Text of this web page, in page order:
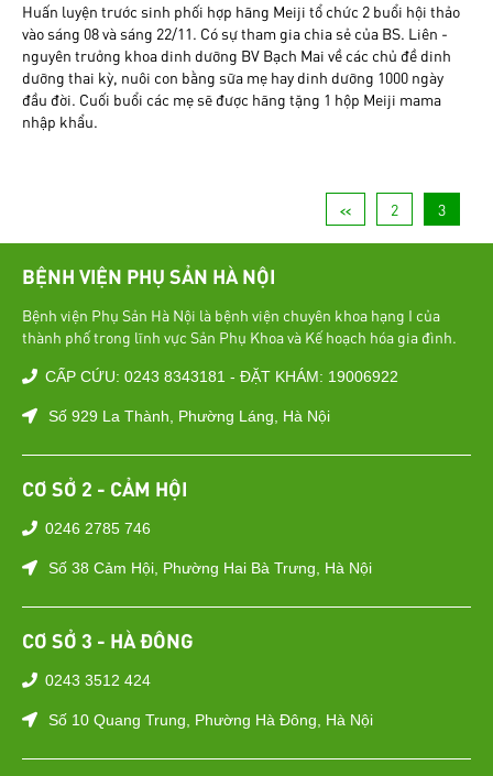
Huấn luyện trước sinh phối hợp hãng Meiji tổ chức 2 buổi hội thảo
vào sáng 08 và sáng 22/11. Có sự tham gia chia sẻ của BS. Liên -
nguyên trưởng khoa dinh dưỡng BV Bạch Mai về các chủ đề dinh
dưỡng thai kỳ, nuôi con bằng sữa mẹ hay dinh dưỡng 1000 ngày
đầu đời. Cuối buổi các mẹ sẽ được hãng tặng 1 hộp Meiji mama
nhập khẩu.
<< 2 3
BỆNH VIỆN PHỤ SẢN HÀ NỘI
Bệnh viện Phụ Sản Hà Nội là bệnh viện chuyên khoa hạng I của
thành phố trong lĩnh vực Sản Phụ Khoa và Kế hoạch hóa gia đình.
CẤP CỨU: 0243 8343181 - ĐẶT KHÁM: 19006922
Số 929 La Thành, Phường Láng, Hà Nội
CƠ SỞ 2 - CẢM HỘI
0246 2785 746
Số 38 Cảm Hội, Phường Hai Bà Trưng, Hà Nội
CƠ SỞ 3 - HÀ ĐÔNG
0243 3512 424
Số 10 Quang Trung, Phường Hà Đông, Hà Nội